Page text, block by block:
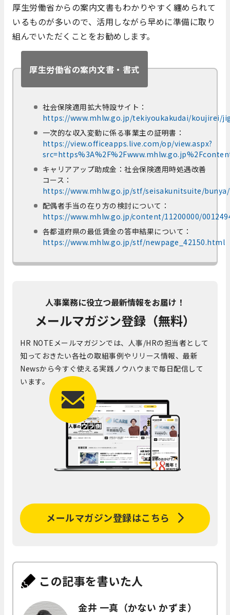
厚生労働省からの案内文書もわかりやすく纏められて
いるものが多いので、活用しながら早めに準備に取り
組んでいただくことをお勧めします。
厚生労働省の案内文書・書式
社会保険適用拡大特設サイト：
https://www.mhlw.go.jp/tekiyoukakudai/koujirei/
一次的な収入変動に係る事業主の証明書：
https://view.officeapps.live.com/op/view.aspx?
キャリアアップ助成金：社会保険適用時処遇改善
コース：
https://www.mhlw.go.jp/stf/seisakunitsuite/
配偶者手当の在り方の検討について：
https://www.mhlw.go.jp/content/11200000/
各都道府県の最低賃金の答申結果について：
https://www.mhlw.go.jp/stf/newpage_42150.html
人事業務に役立つ最新情報をお届け！
メールマガジン登録（無料）
HR NOTEメールマガジンでは、人事/HRの担当者として
知っておきたい各社の取組事例やリリース情報、最新
Newsから今すぐ使える実践ノウハウまで毎日配信して
います。
メールマガジン登録はこちら
この記事を書いた人
金井 一真（かない かずま）